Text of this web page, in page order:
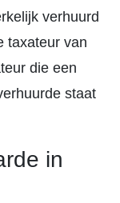
verhuurd
taxateur van
die een
staat
in